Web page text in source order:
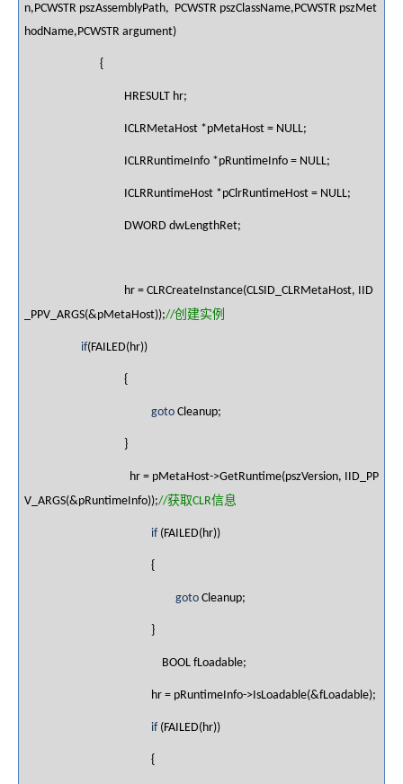
n,PCWSTR pszAssemblyPath, PCWSTR pszClassName,PCWSTR pszMet
hodName,PCWSTR argument)
{
HRESULT hr;
ICLRMetaHost *pMetaHost = NULL;
ICLRRuntimeInfo *pRuntimeInfo = NULL;
ICLRRuntimeHost *pClrRuntimeHost = NULL;
DWORD dwLengthRet;
hr = CLRCreateInstance(CLSID_CLRMetaHost, IID
_PPV_ARGS(&pMetaHost));//创建实例
if(FAILED(hr))
{
gotoCleanup;
}
hr = pMetaHost->GetRuntime(pszVersion, IID_PP
V_ARGS(&pRuntimeInfo));//获取CLR信息
if(FAILED(hr))
{
gotoCleanup;
}
BOOL fLoadable;
hr = pRuntimeInfo->IsLoadable(&fLoadable);
if(FAILED(hr))
{